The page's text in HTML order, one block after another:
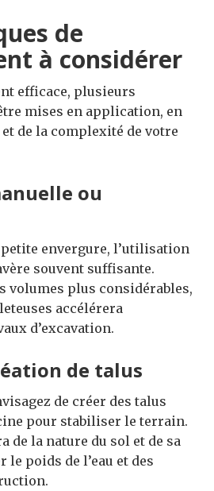
de
à considérer
efficace, plusieurs
mises en application, en
de la complexité de votre
ou
envergure, l’utilisation
souvent suffisante.
volumes plus considérables,
accélérera
d’excavation.
de talus
de créer des talus
pour stabiliser le terrain.
de la nature du sol et de sa
le poids de l’eau et des